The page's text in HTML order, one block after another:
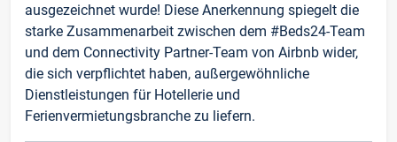
ausgezeichnet wurde! Diese Anerkennung spiegelt die
starke Zusammenarbeit zwischen dem #Beds24-Team
und dem Connectivity Partner-Team von Airbnb wider,
die sich verpflichtet haben, außergewöhnliche
Dienstleistungen für Hotellerie und
Ferienvermietungsbranche zu liefern.